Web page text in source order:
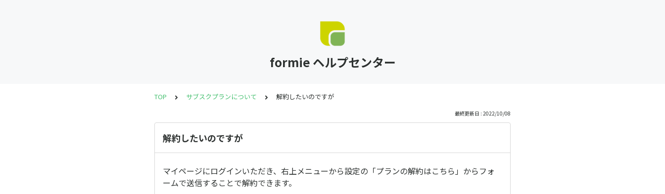
formie ヘルプセンター
TOP サブスクプランについて 解約したいのですが
最終更新日 : 2022/10/08
解約したいのですが
マイページにログインいただき、右上メニューから設定の「プランの解約はこちら」からフォ
ームで送信することで解約できます。